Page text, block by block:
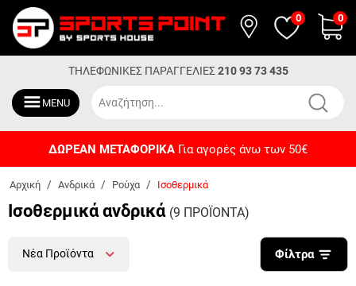
0 0
ΤΗΛΕΦΩΝΙΚΕΣ ΠΑΡΑΓΓΕΛΙΕΣ 210 93 73 435
MENU
ΔΩΡΕΑΝ ΜΕΤΑΦΟΡΙΚΑ Για αγορές άνω των 50€
Αρχική / Ανδρικά / Ρούχα / Ισοθερμικά
Ισοθερμικά ανδρικά (9 ΠΡΟΪΟΝΤΑ)
Νέα Προϊόντα Φίλτρα